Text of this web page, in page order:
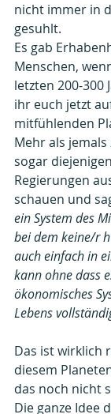
nicht immer in
gesuhlt.
Es gab
Menschen,
letzten 200-300
ihr euch jetzt
mitfühlenden
Mehr als
sogar
Regierungen
schauen und
ein System des
bei dem keine/r
auch einfach in
kann ohne dass
ökonomisches
Lebens
Das ist wirklich
diesem
das noch nicht
Die ganze Idee